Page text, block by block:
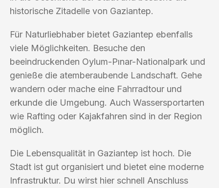
historische Zitadelle von Gaziantep.
Für Naturliebhaber bietet Gaziantep ebenfalls
viele Möglichkeiten. Besuche den
beeindruckenden Oylum-Pınar-Nationalpark und
genieße die atemberaubende Landschaft. Gehe
wandern oder mache eine Fahrradtour und
erkunde die Umgebung. Auch Wassersportarten
wie Rafting oder Kajakfahren sind in der Region
möglich.
Die Lebensqualität in Gaziantep ist hoch. Die
Stadt ist gut organisiert und bietet eine moderne
Infrastruktur. Du wirst hier schnell Anschluss